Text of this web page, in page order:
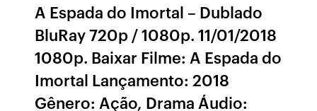
A Espada do Imortal – Dublado
BluRay 720p / 1080p. 11/01/2018
1080p. Baixar Filme: A Espada do
Imortal Lançamento: 2018
Gênero: Ação, Drama Áudio: